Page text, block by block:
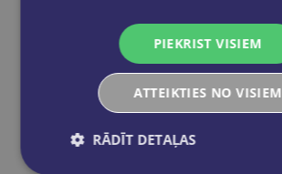
€14.90
Ielikt grozā
PIEKRIST VISIEM
ATTEIKTIES NO VISIEM
RĀDĪT DETAĻAS